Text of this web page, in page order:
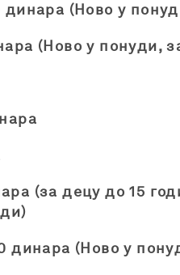
(Ново у
(Ново у понуди,
(за децу до 15
динара (Ново у